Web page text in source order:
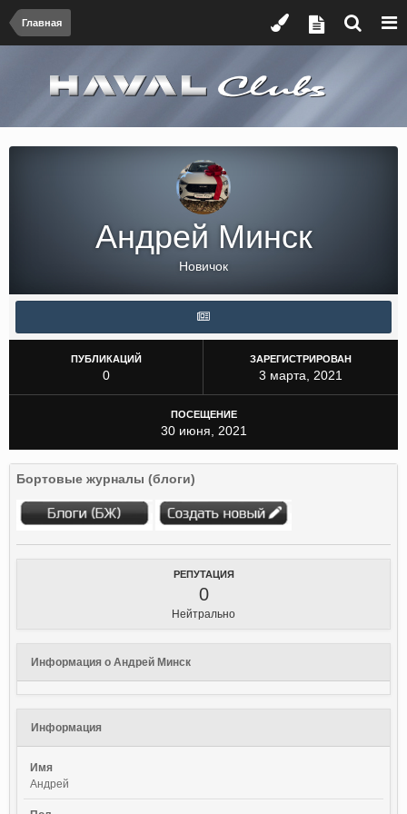
Главная
Андрей Минск
Новичок
ПУБЛИКАЦИЙ
0
ЗАРЕГИСТРИРОВАН
3 марта, 2021
ПОСЕЩЕНИЕ
30 июня, 2021
Бортовые журналы (блоги)
РЕПУТАЦИЯ
0
Нейтрально
Информация о Андрей Минск
Информация
Имя
Андрей